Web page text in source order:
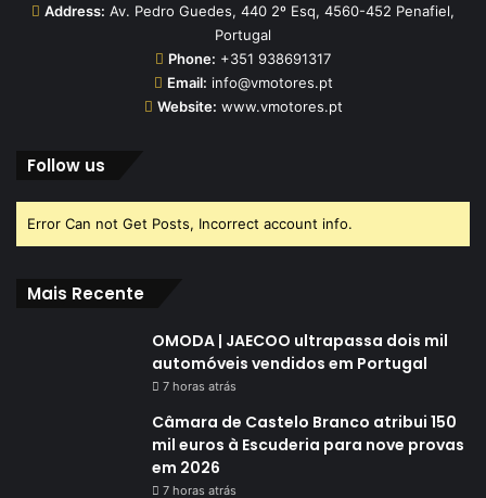
Address: Av. Pedro Guedes, 440 2º Esq, 4560-452 Penafiel,
Portugal
Phone: +351 938691317
Email: info@vmotores.pt
Website: www.vmotores.pt
Follow us
Error Can not Get Posts, Incorrect account info.
Mais Recente
OMODA | JAECOO ultrapassa dois mil
automóveis vendidos em Portugal
7 horas atrás
Câmara de Castelo Branco atribui 150
mil euros à Escuderia para nove provas
em 2026
7 horas atrás